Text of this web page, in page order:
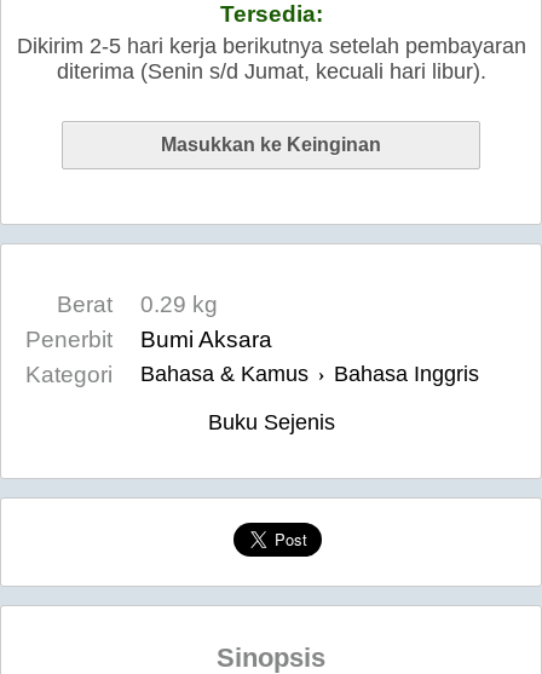
Tersedia:
Dikirim 2-5 hari kerja berikutnya setelah pembayaran
diterima (Senin s/d Jumat, kecuali hari libur).
Berat
0.29 kg
Penerbit
Bumi Aksara
Kategori
Bahasa & Kamus › Bahasa Inggris
Buku Sejenis
Sinopsis